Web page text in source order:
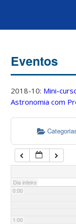
Eventos
2018-10: Mini-
Astronomia com
Dia inteiro
0:00
1:00